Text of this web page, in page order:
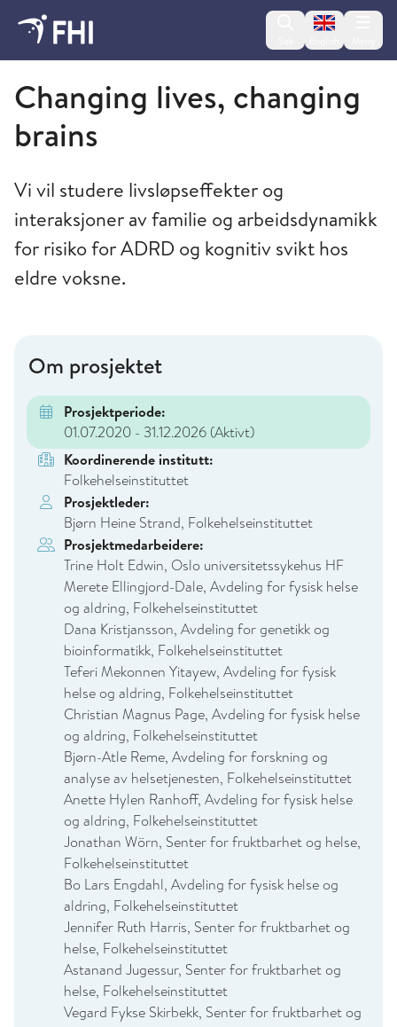
Change
Folkehelseinstituttet
Changing lives, changing
brains
Vi vil studere livsløpseffekter og
interaksjoner av familie og arbeidsdynamikk
for risiko for ADRD og kognitiv svikt hos
eldre voksne.
Om prosjektet
Prosjektperiode:
01.07.2020 - 31.12.2026 (Aktivt)
Koordinerende institutt:
Folkehelseinstituttet
Prosjektleder:
Bjørn Heine Strand, Folkehelseinstituttet
Prosjektmedarbeidere:
Trine Holt Edwin, Oslo universitetssykehus HF
Merete Ellingjord-Dale, Avdeling for fysisk helse
og aldring, Folkehelseinstituttet
Dana Kristjansson, Avdeling for genetikk og
bioinformatikk, Folkehelseinstituttet
Teferi Mekonnen Yitayew, Avdeling for fysisk
helse og aldring, Folkehelseinstituttet
Christian Magnus Page, Avdeling for fysisk helse
og aldring, Folkehelseinstituttet
Bjørn-Atle Reme, Avdeling for forskning og
analyse av helsetjenesten, Folkehelseinstituttet
Anette Hylen Ranhoff, Avdeling for fysisk helse
og aldring, Folkehelseinstituttet
Jonathan Wörn, Senter for fruktbarhet og helse,
Folkehelseinstituttet
Bo Lars Engdahl, Avdeling for fysisk helse og
aldring, Folkehelseinstituttet
Jennifer Ruth Harris, Senter for fruktbarhet og
helse, Folkehelseinstituttet
Astanand Jugessur, Senter for fruktbarhet og
helse, Folkehelseinstituttet
Vegard Fykse Skirbekk, Senter for fruktbarhet og